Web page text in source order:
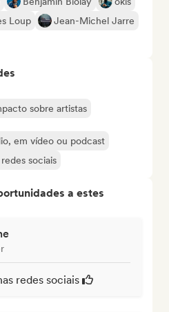
Loup
Jean-Michel Jarre
sobre artistas
em vídeo ou podcast
sociais
a estes
redes sociais